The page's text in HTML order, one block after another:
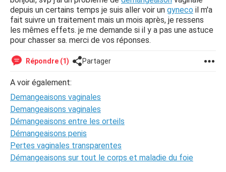
depuis un certains temps je suis aller voir un gyneco il m'a
fait suivre un traitement mais un mois après, je ressens
les mêmes effets. je me demande si il y a pas une astuce
pour chasser sa. merci de vos réponses.
Répondre (1) Partager
A voir également:
Demangeaisons vaginales
Demangeaisons vaginales
Démangeaisons entre les orteils
Démangeaisons penis
Pertes vaginales transparentes
Démangeaisons sur tout le corps et maladie du foie